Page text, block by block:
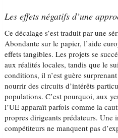
Les effets négatifs d’une
Ce décalage s’est traduit par une
Abondante sur le papier, l’aide
effets tangibles. Les projets se
aux réalités locales, tandis que le
conditions, il n’est guère
nourrir des circuits d’intérêts
populations. C’est pourquoi, aux
l’UE apparaît parfois comme la
propres dirigeants prédateurs.
compétiteurs ne manquent pas